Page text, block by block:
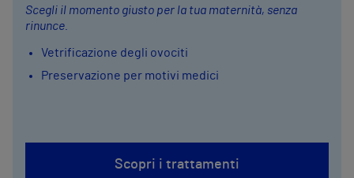
Scegli il momento giusto per la tua maternità, senza
rinunce.
Vetrificazione degli ovociti
Preservazione per motivi medici
Scopri i trattamenti